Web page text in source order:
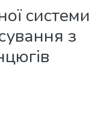
системи
з